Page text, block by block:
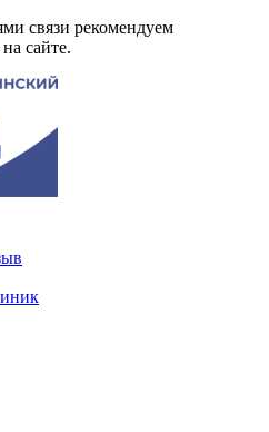
связи рекомендуем
сайте.